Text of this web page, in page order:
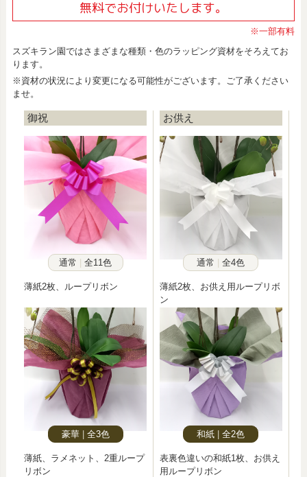
無料でお付けいたします。
※一部有料
スズキラン園ではさまざまな種類・色のラッピング資材をそろえてお
ります。
※資材の状況により変更になる可能性がございます。ご了承ください
ませ。
御祝
通常 全11色
薄紙2枚、ループリボン
豪華 全3色
薄紙、ラメネット、2重ループ
リボン
お供え
通常 全4色
薄紙2枚、お供え用ループリボ
ン
和紙 全2色
表裏色違いの和紙1枚、お供え
用ループリボン